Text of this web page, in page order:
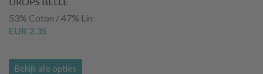
53% Coton / 47% Lin
EUR 2.35
Bekijk alle opties